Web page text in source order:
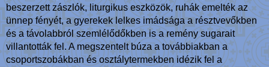
beszerzett zászlók, liturgikus eszközök, ruhák emelték az
ünnep fényét, a gyerekek lelkes imádsága a résztvevőkben
és a távolabbról szemlélődőkben is a remény sugarait
villantották fel. A megszentelt búza a továbbiakban a
csoportszobákban és osztálytermekben idézik fel a